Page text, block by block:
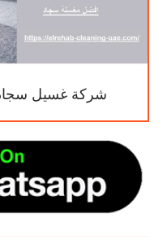
شركة غسيل سجاد في